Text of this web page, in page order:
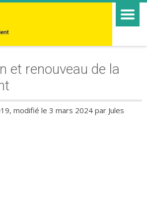
et renouveau de la
modifié le 3 mars 2024 par Jules